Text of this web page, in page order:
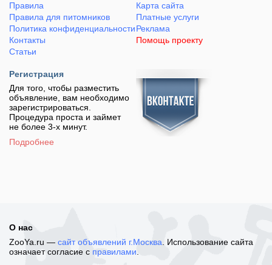
Правила
Правила для питомников
Политика конфиденциальности
Контакты
Статьи
Карта сайта
Платные услуги
Реклама
Помощь проекту
Регистрация
Для того, чтобы разместить
объявление, вам необходимо
зарегистрироваться.
Процедура проста и займет
не более 3-х минут.
Подробнее
О нас
ZooYa.ru — сайт объявлений г.Москва . Использование сайта
означает согласие с правилами